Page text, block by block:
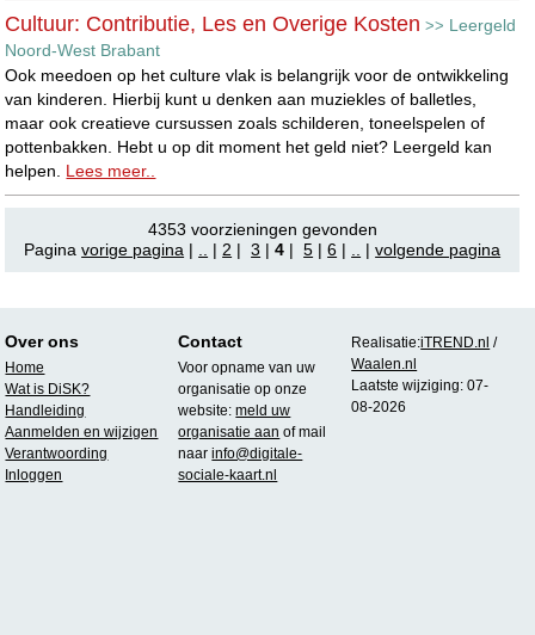
Cultuur: Contributie, Les en Overige Kosten >> Leergeld
Noord-West Brabant
Ook meedoen op het culture vlak is belangrijk voor de ontwikkeling
van kinderen. Hierbij kunt u denken aan muziekles of balletles,
maar ook creatieve cursussen zoals schilderen, toneelspelen of
pottenbakken. Hebt u op dit moment het geld niet? Leergeld kan
helpen. Lees meer..
4353 voorzieningen gevonden
Pagina vorige pagina | | 2 | 3 |4 | 5 |6 | |volgende pagina
Over ons
Home
Wat is DiSK?
Handleiding
Aanmelden en wijzigen
Verantwoording
Inloggen
Contact
Voor opname van uw
organisatie op onze
website:meld uw
organisatie aan of mail
naarinfo@digitale-
sociale-kaart.nl
Realisatie:iTREND.nl /
Waalen.nl
Laatste wijziging: 07-
08-2026